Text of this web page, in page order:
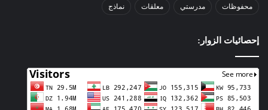
محفوظات مدرستي معلقات نماذج
إحصائيات الزوار: